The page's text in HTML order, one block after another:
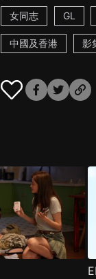
女同志
GL
中國及香港 影